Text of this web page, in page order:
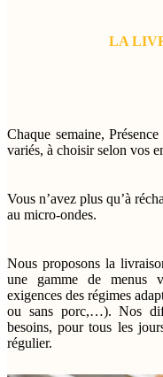
LA
Chaque semaine,
variés, à choisir selon vos
Vous n’avez plus qu’à
au micro-ondes.
Nous proposons la
une gamme de menus
exigences des régimes
ou sans porc,…). Nos
besoins, pour tous les
régulier.